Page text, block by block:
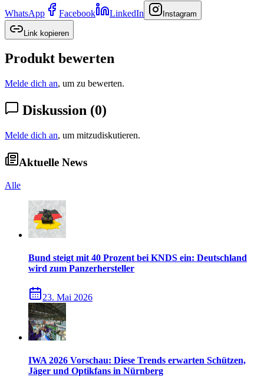
WhatsApp Facebook LinkedIn Instagram
Link kopieren
Produkt bewerten
Melde dich an, um zu bewerten.
Diskussion (0)
Melde dich an, um mitzudiskutieren.
Aktuelle News
Alle
Bund steigt mit 40 Prozent bei KNDS ein: Deutschland
wird zum Panzerhersteller
23. Mai 2026
IWA 2026 Vorschau: Diese Trends erwarten Schützen,
Jäger und Optikfans in Nürnberg